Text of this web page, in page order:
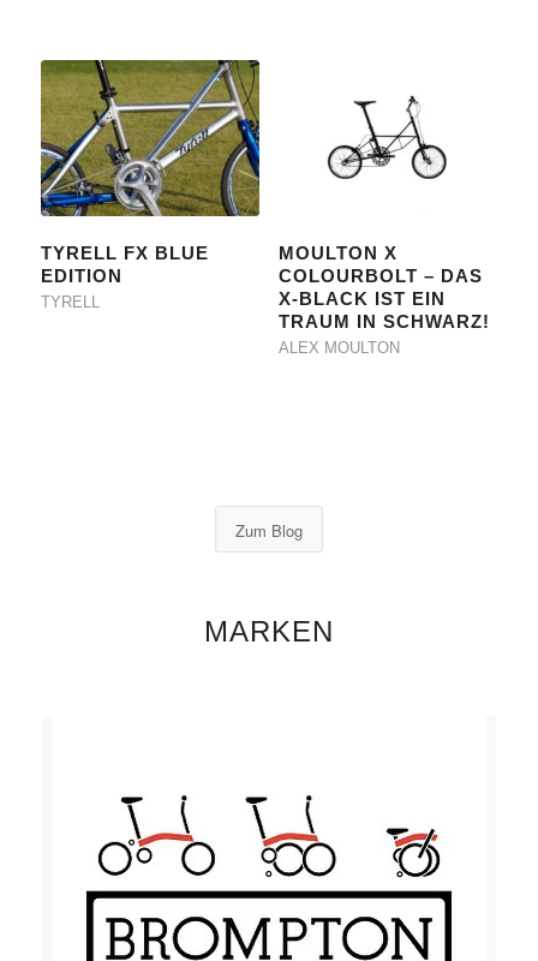
TYRELL FX BLUE
EDITION
TYRELL
MOULTON X
COLOURBOLT – DAS
X-BLACK IST EIN
TRAUM IN SCHWARZ!
ALEX MOULTON
Zum Blog
MARKEN